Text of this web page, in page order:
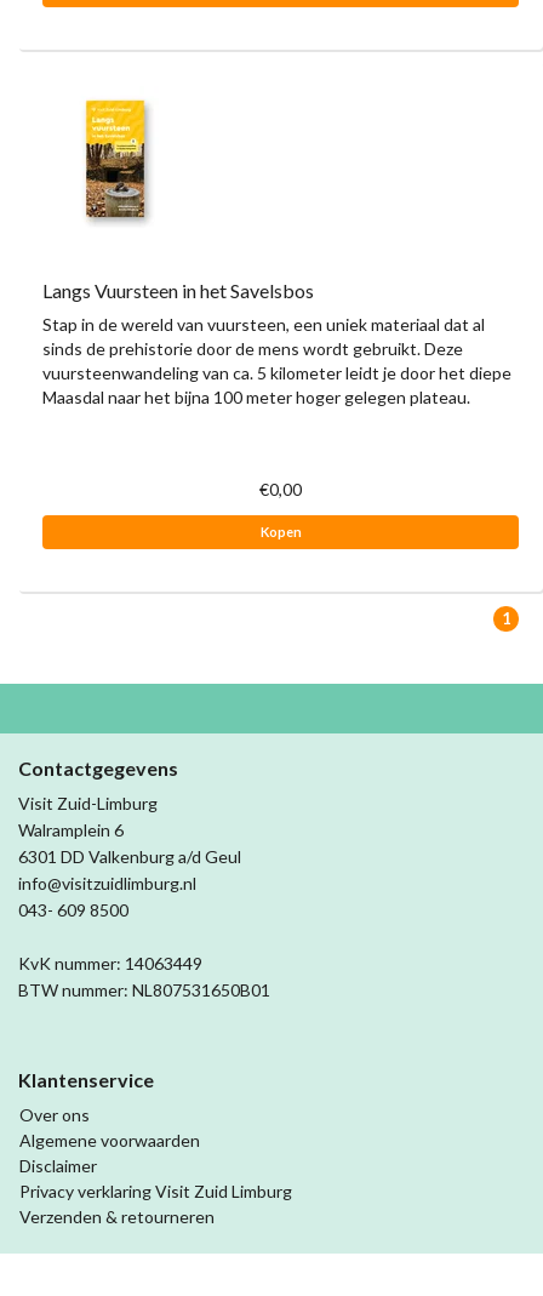
Langs Vuursteen in het Savelsbos
Stap in de wereld van vuursteen, een uniek materiaal dat al
sinds de prehistorie door de mens wordt gebruikt. Deze
vuursteenwandeling van ca. 5 kilometer leidt je door het diepe
Maasdal naar het bijna 100 meter hoger gelegen plateau.
€0,00
Kopen
1
Contactgegevens
Visit Zuid-Limburg
Walramplein 6
6301 DD Valkenburg a/d Geul
info@visitzuidlimburg.nl
043- 609 8500
KvK nummer: 14063449
BTW nummer: NL807531650B01
Klantenservice
Over ons
Algemene voorwaarden
Disclaimer
Privacy verklaring Visit Zuid Limburg
Verzenden & retourneren